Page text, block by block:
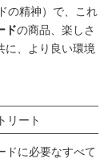
の精神）で、これ
ドの商品、楽しさ
に、より良い環境
リート
ドに必要なすべて